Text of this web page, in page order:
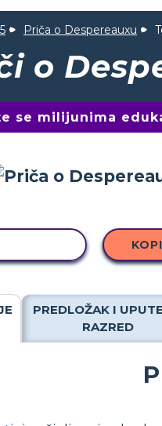
Priča o Despereauxu
o
se milijunima
PREDLOŽAK I
RAZRED